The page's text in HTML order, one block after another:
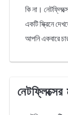
কি না।
একটি স্ক্রিনে
আপনি একবারে